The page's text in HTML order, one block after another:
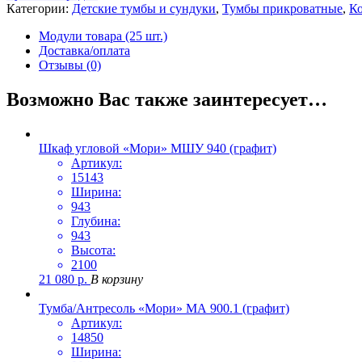
Категории: Детские тумбы и сундуки, Тумбы прикроватные,
Модули товара (25 шт.)
Доставка/оплата
Отзывы (0)
Возможно Вас также заинтересует…
Шкаф угловой «Мори» МШУ 940 (графит)
Артикул:
15143
Ширина:
943
Глубина:
943
Высота:
2100
21 080 р. В корзину
Тумба/Антресоль «Мори» МА 900.1 (графит)
Артикул:
14850
Ширина: